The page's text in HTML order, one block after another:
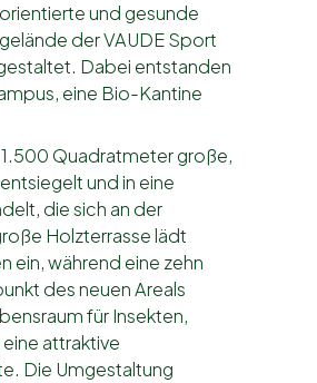
und gesunde
der VAUDE Sport
Dabei entstanden
eine Bio-Kantine
Quadratmeter große,
und in eine
die sich an der
Holzterrasse lädt
ein, während eine zehn
des neuen Areals
für Insekten,
attraktive
Die Umgestaltung